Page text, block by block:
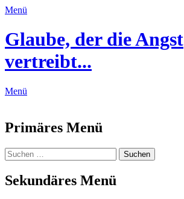
Menü
Glaube, der die Angst
vertreibt...
Menü
Primäres Menü
Zum
Inhalt
springen
Suchen
Suchen
nach:
Sekundäres Menü